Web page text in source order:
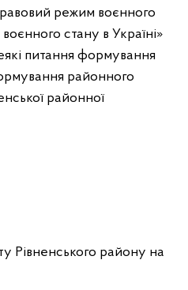
режим воєнного
стану в Україні»
питання формування
районного
районної
Рівненського району на